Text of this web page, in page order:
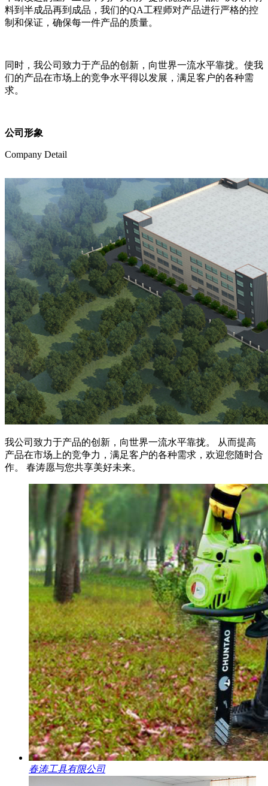
料到半成品再到成品，我们的QA工程师对产品进行严格的控
制和保证，确保每一件产品的质量。
同时，我公司致力于产品的创新，向世界一流水平靠拢。使我
们的产品在市场上的竞争水平得以发展，满足客户的各种需
求。
公司形象
Company Detail
我公司致力于产品的创新，向世界一流水平靠拢。 从而提高
产品在市场上的竞争力，满足客户的各种需求，欢迎您随时合
作。 春涛愿与您共享美好未来。
春涛工具有限公司